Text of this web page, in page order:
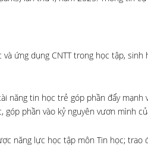
ứng dụng CNTT trong học tập, sinh
năng tin học trẻ góp phần đẩy mạnh
phần vào kỷ nguyên vươn mình
năng lực học tập môn Tin học; trao